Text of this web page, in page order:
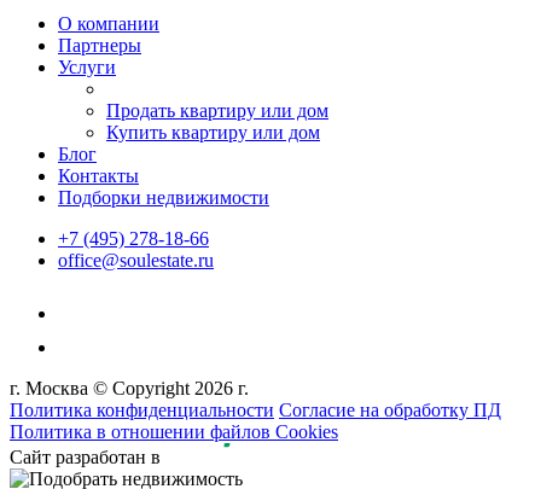
О компании
Партнеры
Услуги
Продать квартиру или дом
Купить квартиру или дом
Блог
Контакты
Подборки недвижимости
+7 (495) 278-18-66
office@soulestate.ru
г. Москва © Copyright 2026 г.
Политика конфиденциальности Согласие на обработку ПД
Политика в отношении файлов Cookies
Сайт разработан в